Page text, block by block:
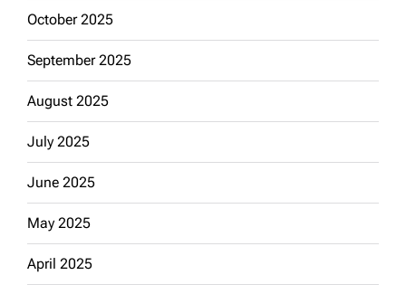
October 2025
September 2025
August 2025
July 2025
June 2025
May 2025
April 2025